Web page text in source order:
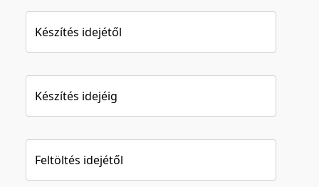
Készítés idejétől
Készítés idejéig
Feltöltés idejétől